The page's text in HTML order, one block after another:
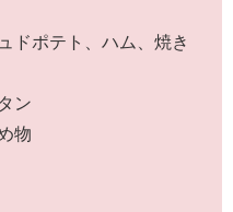
ドポテト、ハム、焼き
ン
物